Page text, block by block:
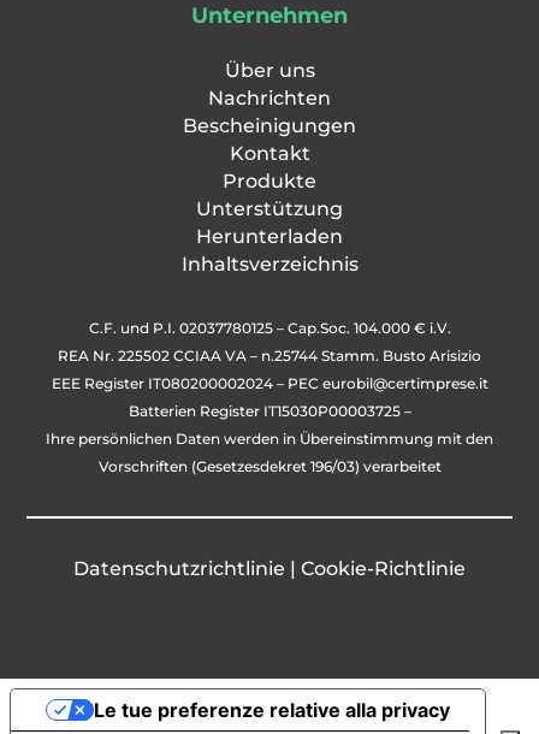
Unternehmen
Über uns
Nachrichten
Bescheinigungen
Kontakt
Produkte
Unterstützung
Herunterladen
Inhaltsverzeichnis
C.F. und P.I. 02037780125 – Cap.Soc. 104.000 € i.V.
REA Nr. 225502 CCIAA VA – n.25744 Stamm. Busto Arisizio
EEE Register IT080200002024 – PEC eurobil@certimprese.it
Batterien Register IT15030P00003725 –
Ihre persönlichen Daten werden in Übereinstimmung mit den
Vorschriften (Gesetzesdekret 196/03) verarbeitet
Datenschutzrichtlinie | Cookie-Richtlinie
Le tue preferenze relative alla privacy